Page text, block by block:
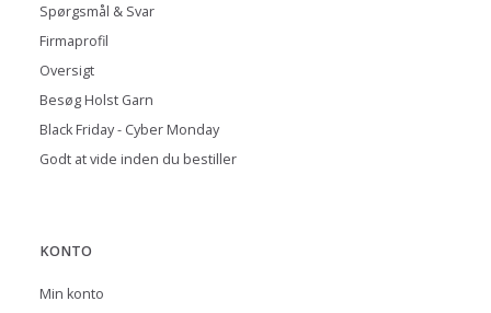
Spørgsmål & Svar
Firmaprofil
Oversigt
Besøg Holst Garn
Black Friday - Cyber Monday
Godt at vide inden du bestiller
KONTO
Min konto